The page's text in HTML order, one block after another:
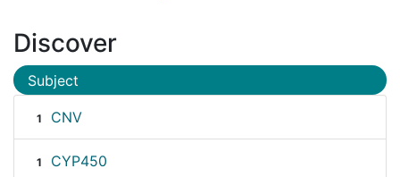
Discover
Subject
1 CNV
1 CYP450